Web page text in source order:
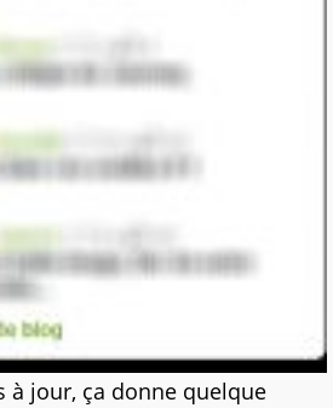
à jour, ça donne quelque